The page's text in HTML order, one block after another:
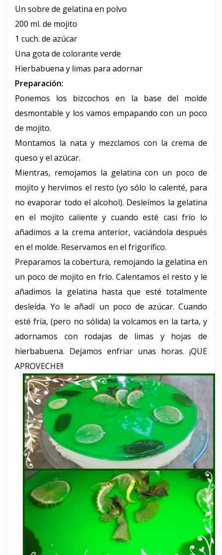
Un sobre de gelatina en polvo
200 ml. de mojito
1 cuch. de azúcar
Una gota de colorante verde
Hierbabuena y limas para adornar
Preparación:
Ponemos los bizcochos en la base del molde
desmontable y los vamos empapando con un poco
de mojito.
Montamos la nata y mezclamos con la crema de
queso y el azúcar.
Mientras, remojamos la gelatina con un poco de
mojito y hervimos el resto (yo sólo lo calenté, para
no evaporar todo el alcohol). Desleímos la gelatina
en el mojito caliente y cuando esté casi frío lo
añadimos a la crema anterior, vaciándola después
en el molde. Reservamos en el frigorífico.
Preparamos la cobertura, remojando la gelatina en
un poco de mojito en frío. Calentamos el resto y le
añadimos la gelatina hasta que esté totalmente
desleída. Yo le añadí un poco de azúcar. Cuando
esté fría, (pero no sólida) la volcamos en la tarta, y
adornamos con rodajas de limas y hojas de
hierbabuena. Dejamos enfriar unas horas. ¡QUE
APROVECHE!!